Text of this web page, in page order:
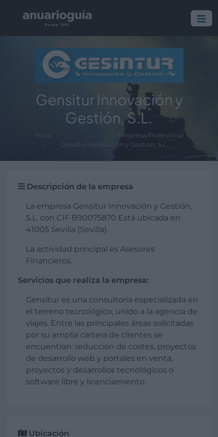
Gensitur Innovación y
Gestión, S.L.
Inicio
Empresa/Profesional
Gensitur Innovación y Gestión, S.L.
Descripción de la empresa
La empresa Gensitur Innovación y Gestión,
S.L. con CIF B90075870 Está ubicada en
41005 Sevilla (Sevilla).
La actividad principal es Asesores
Financieros.
Servicios que realiza la empresa:
Gensitur es una consultoría especializada en
el terreno tecnológico, unido a la agencia de
viajes. Entre las principales áreas solicitadas
por su amplia cartera de clientes se
encuentran: reducción de costes, proyectos
de desarrollo web y portales en venta,
proyectos y desarrollos tecnológicos o
software libre y licenciamiento.
Ubicación